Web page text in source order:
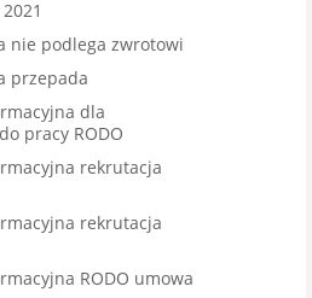
nie podlega zwrotowi
przepada
dla
pracy RODO
rekrutacja
rekrutacja
RODO umowa